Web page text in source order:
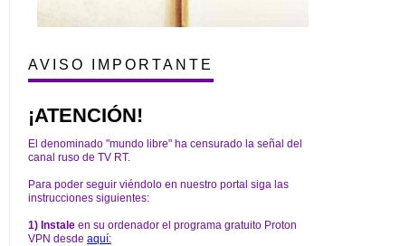
AVISO IMPORTANTE
¡ATENCIÓN!
El denominado "mundo libre" ha censurado la señal del
canal ruso de TV RT.
Para poder seguir viéndolo en nuestro portal siga las
instrucciones siguientes:
1) Instale en su ordenador el programa gratuito Proton
VPN desde aquí: